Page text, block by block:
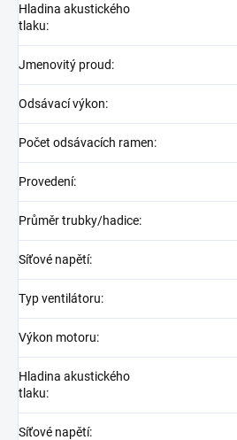
Hladina akustického
tlaku:
Jmenovitý proud:
Odsávací výkon:
Počet odsávacích ramen:
Provedení:
Průměr trubky/hadice:
Síťové napětí:
Typ ventilátoru:
Výkon motoru:
Hladina akustického
tlaku:
Síťové napětí: